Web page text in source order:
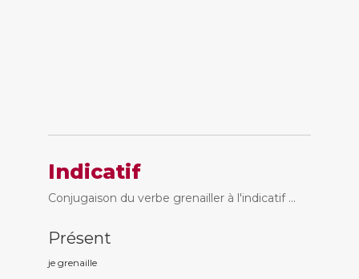
Indicatif
Conjugaison du verbe grenailler à l'indicatif ...
Présent
je grenaille